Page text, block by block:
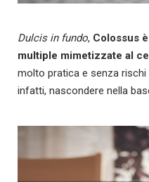
Dulcis in fundo, Colossus
multiple mimetizzate al
molto pratica e senza
infatti, nascondere nella